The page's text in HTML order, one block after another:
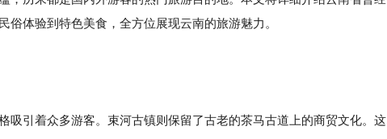
体验到特色美食，全方位展现云南的旅游魅力。
引着众多游客。束河古镇则保留了古老的茶马古道上的商贸文化。这